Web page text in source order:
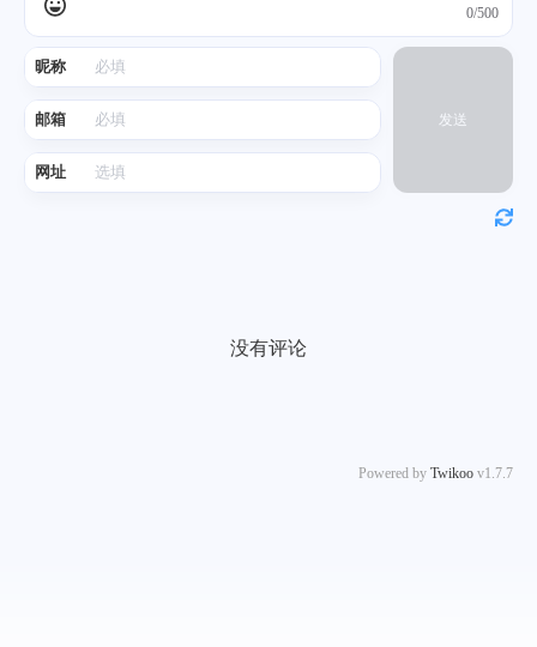
昵称
邮箱
网址
0/500
发送
没有评论
Powered by Twikoo v1.7.7